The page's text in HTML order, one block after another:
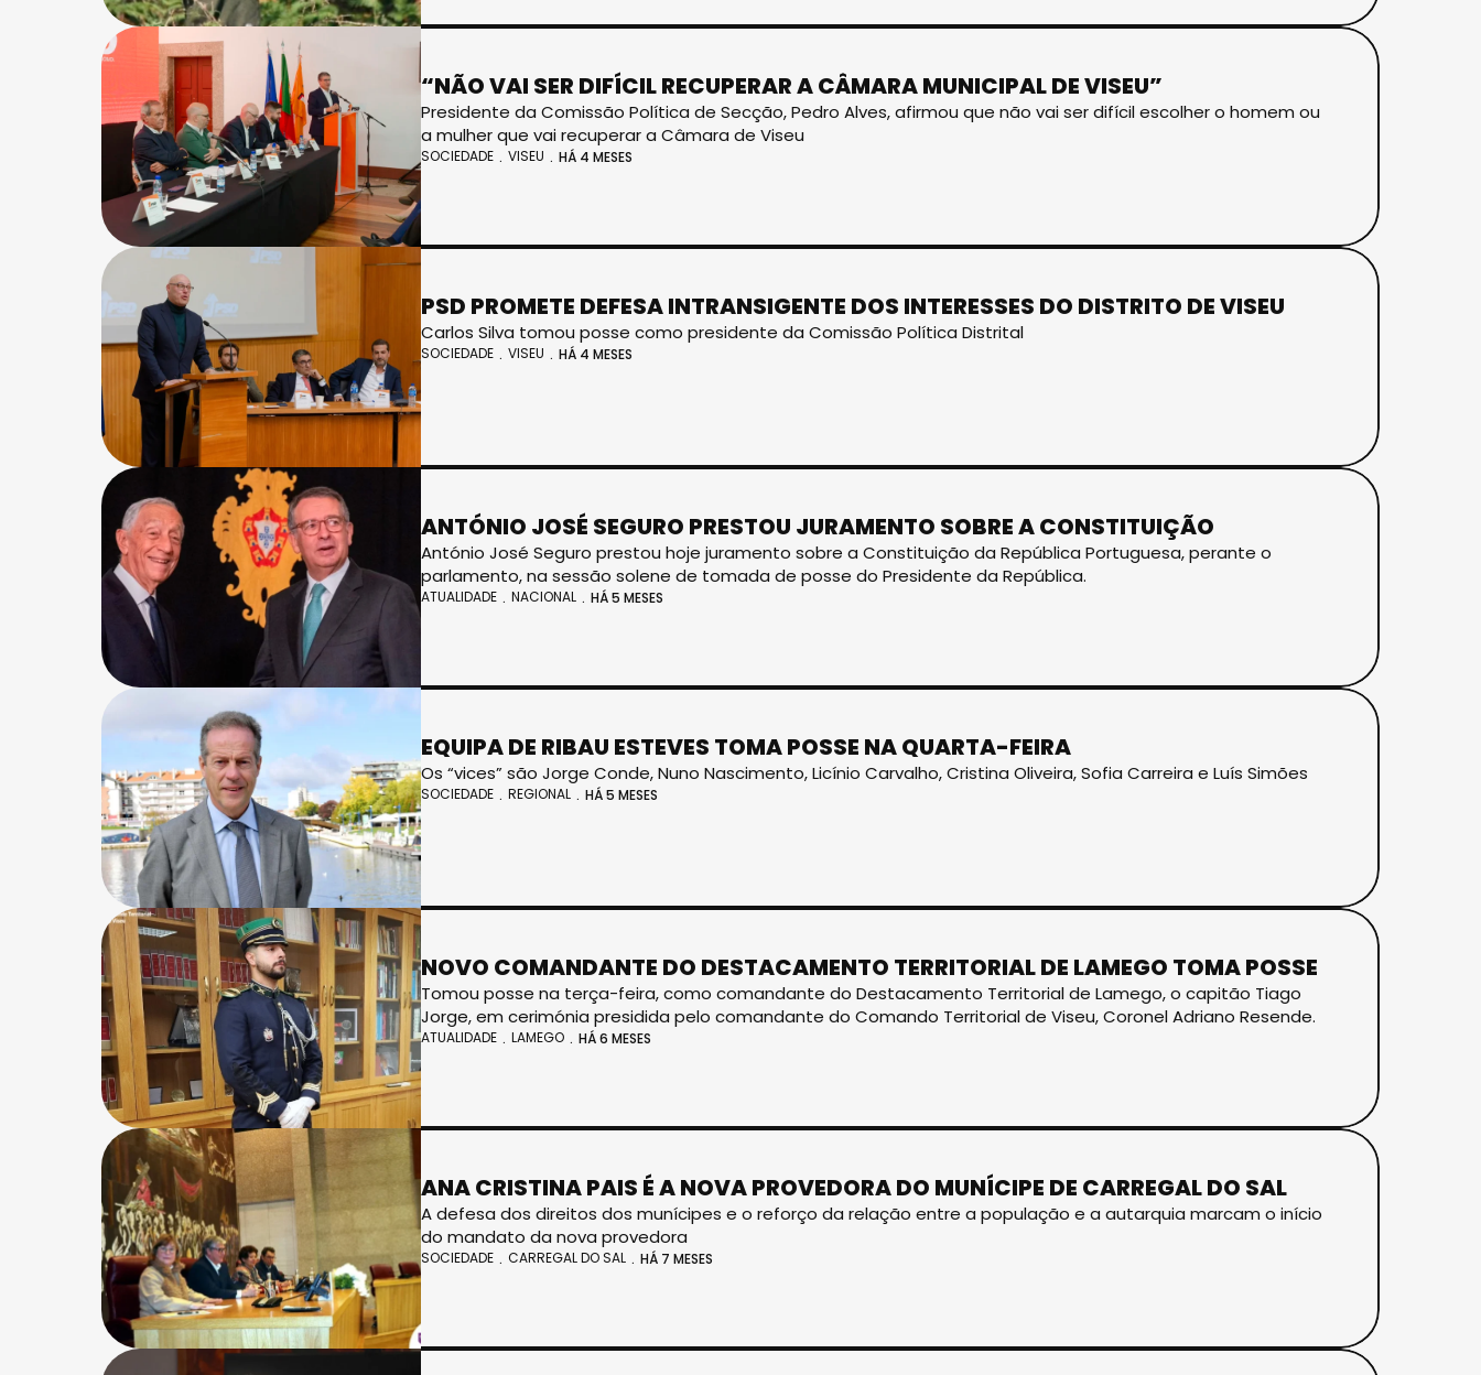
“NÃO VAI SER DIFÍCIL RECUPERAR A CÂMARA MUNICIPAL DE VISEU”
Presidente da Comissão Política de Secção, Pedro Alves, afirmou que não vai ser difícil escolher o homem ou
a mulher que vai recuperar a Câmara de Viseu
SOCIEDADE VISEU HÁ 4 MESES
PSD PROMETE DEFESA INTRANSIGENTE DOS INTERESSES DO DISTRITO DE VISEU
Carlos Silva tomou posse como presidente da Comissão Política Distrital
SOCIEDADE VISEU HÁ 4 MESES
ANTÓNIO JOSÉ SEGURO PRESTOU JURAMENTO SOBRE A CONSTITUIÇÃO
António José Seguro prestou hoje juramento sobre a Constituição da República Portuguesa, perante o
parlamento, na sessão solene de tomada de posse do Presidente da República.
ATUALIDADE NACIONAL HÁ 5 MESES
EQUIPA DE RIBAU ESTEVES TOMA POSSE NA QUARTA-FEIRA
Os “vices” são Jorge Conde, Nuno Nascimento, Licínio Carvalho, Cristina Oliveira, Sofia Carreira e Luís Simões
SOCIEDADE REGIONAL HÁ 5 MESES
NOVO COMANDANTE DO DESTACAMENTO TERRITORIAL DE LAMEGO TOMA POSSE
Tomou posse na terça-feira, como comandante do Destacamento Territorial de Lamego, o capitão Tiago
Jorge, em cerimónia presidida pelo comandante do Comando Territorial de Viseu, Coronel Adriano Resende.
ATUALIDADE LAMEGO HÁ 6 MESES
ANA CRISTINA PAIS É A NOVA PROVEDORA DO MUNÍCIPE DE CARREGAL DO SAL
A defesa dos direitos dos munícipes e o reforço da relação entre a população e a autarquia marcam o início
do mandato da nova provedora
SOCIEDADE CARREGAL DO SAL HÁ 7 MESES